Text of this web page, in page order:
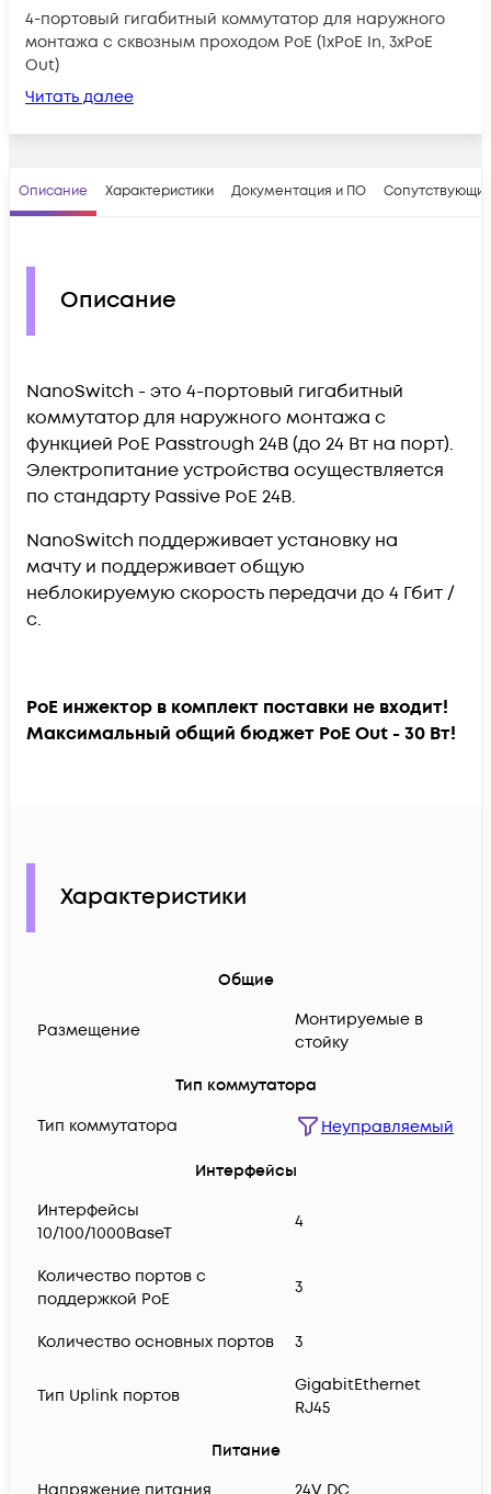
4-портовый гигабитный коммутатор для наружного
монтажа с сквозным проходом PoE (1xPoE In, 3xPoE
Out)
Читать далее
Описание Характеристики Документация и ПО
Описание
NanoSwitch - это 4-портовый гигабитный
коммутатор для наружного монтажа с
функцией PoE Passtrough 24В (до 24 Вт на порт).
Электропитание устройства осуществляется
по стандарту Passive PoE 24В.
NanoSwitch поддерживает установку на
мачту и поддерживает общую
неблокируемую скорость передачи до 4 Гбит /
с.
PoE инжектор в комплект поставки не входит!
Максимальный общий бюджет PoE Out - 30 Вт!
Характеристики
Общие
Размещение
Монтируемые в
стойку
Тип коммутатора
Тип коммутатора
Неуправляемый
Интерфейсы
Интерфейсы
10/100/1000BaseT
4
Количество портов с
поддержкой PoE
3
Количество основных портов 3
Тип Uplink портов
GigabitEthernet
RJ45
Питание